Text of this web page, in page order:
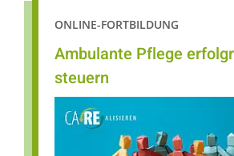
ONLINE-FORTBILDUNG
Ambulante Pflege
steuern